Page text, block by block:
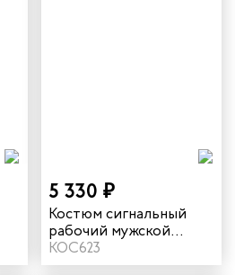
5 330 ₽
Костюм сигнальный
рабочий мужской
летний "Илион" цвет
желтый/темно-синий
КОС623